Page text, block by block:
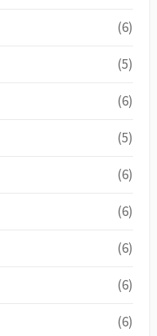
(6)
(5)
(6)
(5)
(6)
(6)
(6)
(6)
(6)